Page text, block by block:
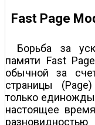
Fast Page
Борьба за
памяти Fast
обычной за
страницы
только
настоящее